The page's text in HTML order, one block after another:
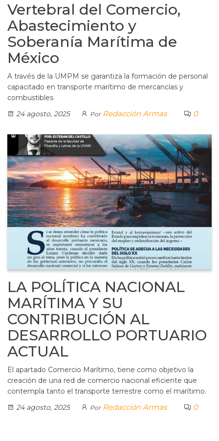
Vertebral del Comercio,
Abastecimiento y
Soberanía Marítima de
México
A través de la UMPM se garantiza la formación de personal
capacitado en transporte marítimo de mercancías y
combustibles
24 agosto, 2025
Por Redacción Armas 0
LA POLÍTICA NACIONAL
MARÍTIMA Y SU
CONTRIBUCIÓN AL
DESARROLLO PORTUARIO
ACTUAL
El apartado Comercio Marítimo, tiene como objetivo la
creación de una red de comercio nacional eficiente que
contempla tanto el transporte terrestre como el marítimo.
24 agosto, 2025
Por Redacción Armas 0